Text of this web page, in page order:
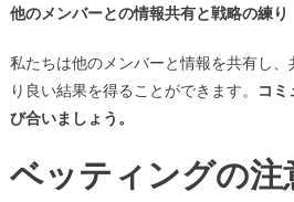
他のメンバーとの情報共有と戦略の練り
私たちは他のメンバーと情報を共有し
り良い結果を得ることができます。 コ
び合いましょう。
ベッティングの注